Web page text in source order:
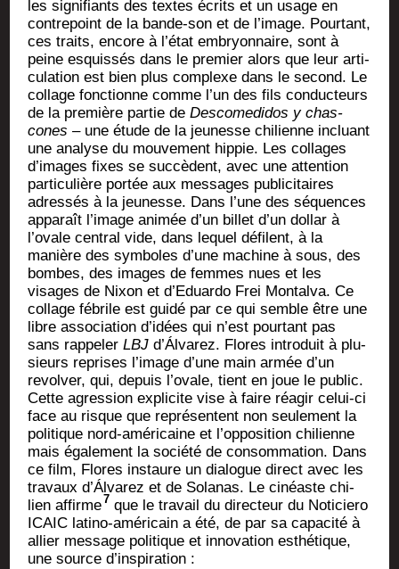
les signi­fiants des textes écrits et un usage en
contre­point de la bande-son et de l’image. Pour­tant,
ces traits, encore à l’état embryon­naire, sont à
peine esquis­sés dans le pre­mier alors que leur arti­
cu­la­tion est bien plus com­plexe dans le second. Le
col­lage fonc­tionne comme l’un des fils conduc­teurs
de la pre­mière par­tie deDes­co­me­di­dos y chas­
cones – une étude de la jeu­nesse chi­lienne incluant
une ana­lyse du mou­ve­ment hip­pie. Les col­lages
d’images fixes se suc­cèdent, avec une atten­tion
par­ti­cu­lière por­tée aux mes­sages publi­ci­taires
adres­sés à la jeu­nesse. Dans l’une des séquences
appa­raît l’image ani­mée d’un billet d’un dol­lar à
l’ovale cen­tral vide, dans lequel défilent, à la
manière des sym­boles d’une machine à sous, des
bombes, des images de femmes nues et les
visages de Nixon et d’Eduardo Frei Mon­tal­va. Ce
col­lage fébrile est gui­dé par ce qui semble être une
libre asso­cia­tion d’idées qui n’est pour­tant pas
sans rap­pe­lerLBJd’Álvarez. Flores intro­duit à plu­
sieurs reprises l’image d’une main armée d’un
revol­ver, qui, depuis l’ovale, tient en joue le public.
Cette agres­sion expli­cite vise à faire réagir celui-ci
face au risque que repré­sentent non seule­ment la
poli­tique nord-amé­ri­caine et l’opposition chi­lienne
mais éga­le­ment la socié­té de consom­ma­tion. Dans
ce film, Flores ins­taure un dia­logue direct avec les
tra­vaux d’Álvarez et de Sola­nas. Le cinéaste chi­
lien affirme7 que le tra­vail du direc­teur du Noti­cie­ro
ICAIC lati­no-amé­ri­cain a été, de par sa capa­ci­té à
allier mes­sage poli­tique et inno­va­tion esthé­tique,
une source d’inspiration :